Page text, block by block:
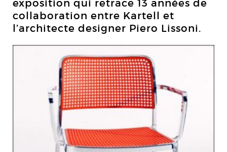
exposition qui retrace 13 années de
collaboration entre Kartell et
l’architecte designer Piero Lissoni.